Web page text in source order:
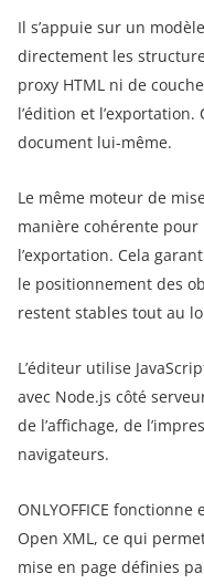
Il s’appuie sur un
directement les
proxy HTML ni de
l’édition et l’exportation.
document lui-même.
Le même moteur de
manière cohérente
l’exportation. Cela
le positionnement des
restent stables tout au
L’éditeur utilise
avec Node.js côté
de l’affichage, de
navigateurs.
ONLYOFFICE
Open XML, ce qui
mise en page définies